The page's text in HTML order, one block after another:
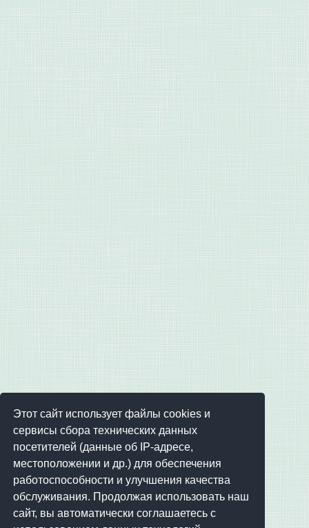
Этот сайт использует файлы cookies и
сервисы сбора технических данных
посетителей (данные об IP-адресе,
местоположении и др.) для обеспечения
работоспособности и улучшения качества
обслуживания. Продолжая использовать наш
сайт, вы автоматически соглашаетесь с